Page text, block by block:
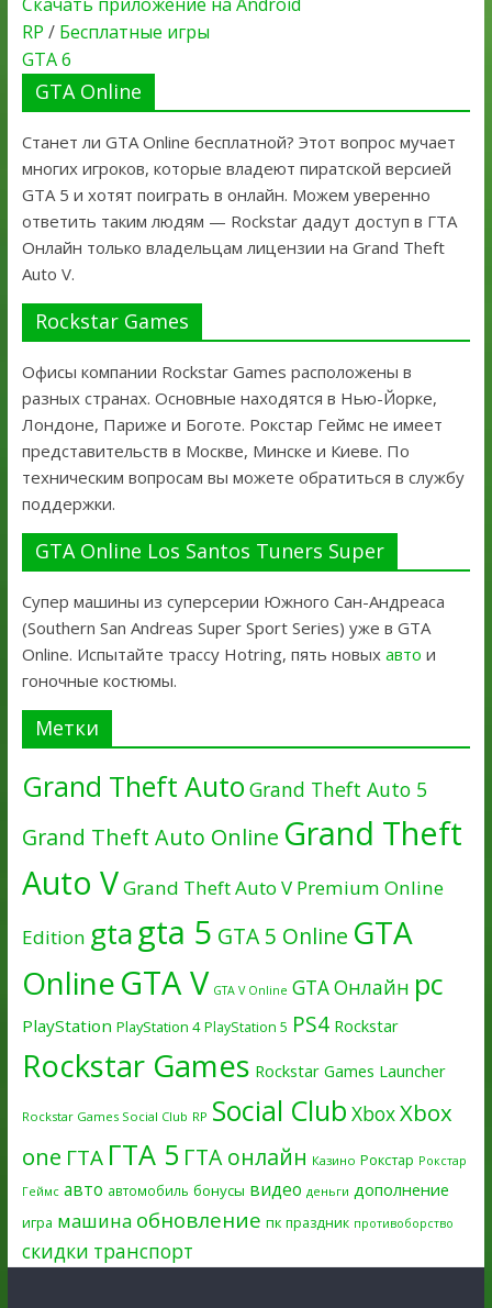
RP / Бесплатные игры
GTA 6
GTA Online
Станет ли GTA Online бесплатной? Этот вопрос мучает
многих игроков, которые владеют пиратской версией
GTA 5 и хотят поиграть в онлайн. Можем уверенно
ответить таким людям — Rockstar дадут доступ в ГТА
Онлайн только владельцам лицензии на Grand Theft
Auto V.
Rockstar Games
Офисы компании Rockstar Games расположены в
разных странах. Основные находятся в Нью-Йорке,
Лондоне, Париже и Боготе. Рокстар Геймс не имеет
представительств в Москве, Минске и Киеве. По
техническим вопросам вы можете обратиться в службу
поддержки.
GTA Online Los Santos Tuners Super
Супер машины из суперсерии Южного Сан-Андреаса
(Southern San Andreas Super Sport Series) уже в GTA
Online. Испытайте трассу Hotring, пять новых авто и
гоночные костюмы.
Метки
Grand Theft Auto Grand Theft Auto 5
Grand Theft Auto Online Grand Theft
Auto VGrand Theft Auto V Premium Online
Edition gtagta 5 GTA 5 Online GTA
OnlineGTA V GTA V Online GTA Онлайн pc
PlayStation PlayStation 4 PlayStation 5 PS4 Rockstar
Rockstar Games Rockstar Games Launcher
Rockstar Games Social Club RP Social Club XboxXbox
one ГТА ГТА 5 ГТА онлайн Казино Рокстар Рокстар
Геймс авто автомобиль бонусы видео деньги дополнение
игра машина обновление пк праздник противоборство
скидки транспорт